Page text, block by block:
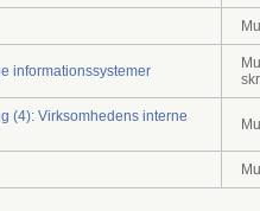
informationssystemer
(4): Virksomhedens interne